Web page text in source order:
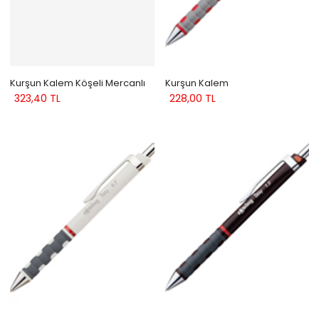
Kurşun Kalem Köşeli Mercanlı
323,40 TL
Kurşun Kalem
228,00 TL